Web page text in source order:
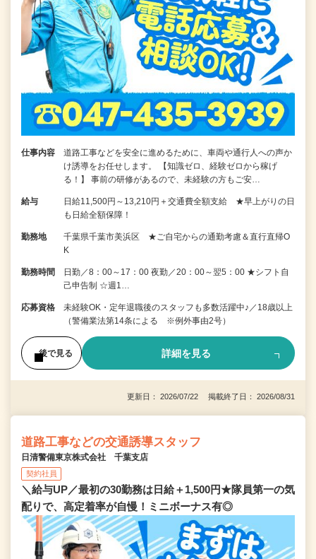
仕事内容
道路工事などを安全に進めるために、車両や通行人への声か
け誘導をお任せします。 【知識ゼロ、経験ゼロから稼げ
る！】 事前の研修があるので、未経験の方もご安…
給与
日給11,500円～13,210円＋交通費全額支給 ★早上がりの日
も日給全額保障！
勤務地
千葉県千葉市美浜区 ★ご自宅からの通勤考慮＆直行直帰O
K
勤務時間
日勤／8：00～17：00 夜勤／20：00～翌5：00 ★シフト自
己申告制 ☆週1…
応募資格
未経験OK・定年退職後のスタッフも多数活躍中♪／18歳以上
（警備業法第14条による ※例外事由2号）
後で見る 詳細を見る
更新日： 2026/07/22 掲載終了日： 2026/08/31
道路工事などの交通誘導スタッフ
日清警備東京株式会社 千葉支店
契約社員
＼給与UP／最初の30勤務は日給＋1,500円★隊員第一の気
配りで、高定着率が自慢！ミニボーナス有◎